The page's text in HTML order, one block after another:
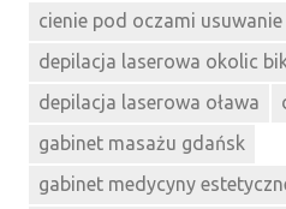
cienie pod oczami usuwanie
depilacja laserowa okolic
depilacja laserowa oława
gabinet masażu gdańsk
gabinet medycyny